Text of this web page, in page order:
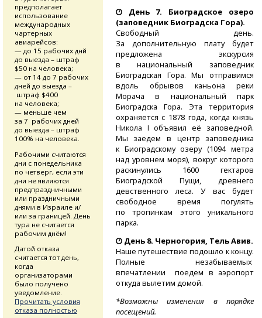
День 7. Биоградское озеро
(заповедник Биоградска Гора).
Свободный день.
За дополнительную плату будет
предложена экскурсия
в национальный заповедник
Биоградская Гора. Мы отправимся
вдоль обрывов каньона реки
Морача в национальный парк
Биоградска Гора. Эта территория
охраняется с 1878 года, когда князь
Никола I объявил её заповедной.
Мы заедем в центр заповедника
к Биоградскому озеру (1094 метра
над уровнем моря), вокруг которого
раскинулись 1600 гектаров
Биоградской Пущи, древнего
девственного леса. У вас будет
свободное время погулять
по тропинкам этого уникального
парка.
День 8. Черногория, Тель Авив.
Наше путешествие подошло к концу.
Полные незабываемых
впечатлении поедем в аэропорт
откуда вылетим домой.
*Возможны изменения в порядке
посещений.
предполагает
использование
международных
чартерных
авиарейсов:
— до 15 рабочих днй
до выезда – штраф
$50 на человека;
— от 14 до 7 рабочих
дней до выезда –
штраф $400
на человека;
— меньше чем
за 7 рабочих дней
до выезда – штраф
100% на человека.
Рабочими считаются
дни с понедельника
по четверг, если эти
дни не являются
предпраздничными
или праздничными
днями в Израиле и/
или за границей. День
тура не считается
рабочим днём!
Датой отказа
считается тот день,
когда
организаторами
было получено
уведомление.
Прочитать условия
отказа полностью